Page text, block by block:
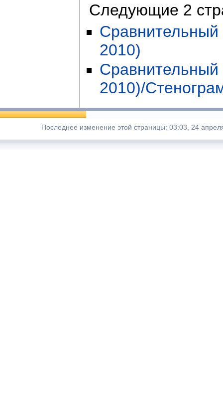
Следующие 2
2010)
2010)/
Последнее изменение этой страницы: 03:03, 24